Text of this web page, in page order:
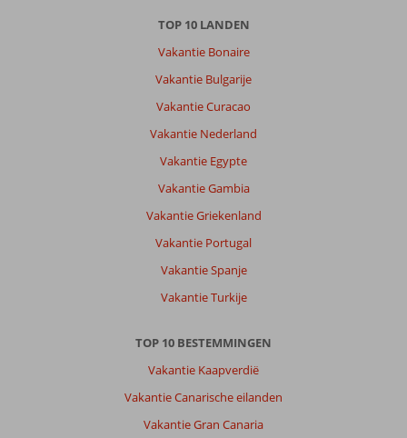
TOP 10 LANDEN
Vakantie Bonaire
Vakantie Bulgarije
Vakantie Curacao
Vakantie Nederland
Vakantie Egypte
Vakantie Gambia
Vakantie Griekenland
Vakantie Portugal
Vakantie Spanje
Vakantie Turkije
TOP 10 BESTEMMINGEN
Vakantie Kaapverdië
Vakantie Canarische eilanden
Vakantie Gran Canaria